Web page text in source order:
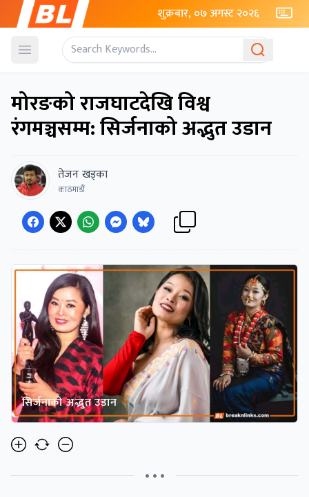
शुक्रबार, ०७ अगस्ट २०२६
Open menu
मोरङको राजघाटदेखि विश्व
रंगमञ्चसम्म: सिर्जनाको अद्भुत उडान
तेजन खड्का
काठमाडौं
सिर्जनाको अद्भुत उडान
• • •